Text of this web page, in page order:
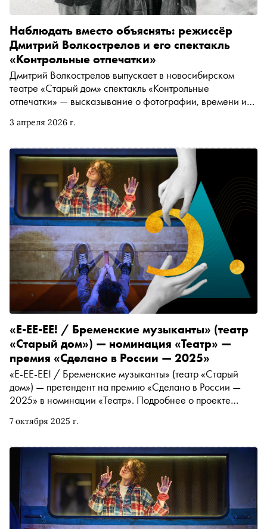
3 апреля 2026 г.
Наблюдать вместо объяснять: режиссёр
Дмитрий Волкострелов и его спектакль
«Контрольные отпечатки»
Дмитрий Волкострелов выпускает в новосибирском
театре «Старый дом» спектакль «Контрольные
отпечатки» — высказывание о фотографии, времени и
о том, почему идеальный фотограф должен быть
зачем артистам каждый раз собирать спектакль заново
7 октября 2025 г.
«Е-ЕЕ-ЕЕ! / Бременские музыканты» (театр
«Старый дом») — номинация «Театр» —
премия «Сделано в России — 2025»
«Е-ЕЕ-ЕЕ! / Бременские музыканты» (театр «Старый
дом») — претендент на премию «Сделано в России —
2025» в номинации «Театр». Подробнее о проекте